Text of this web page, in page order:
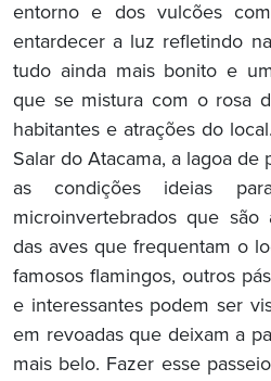
entorno e dos vulcões
entardecer a luz refletindo
tudo ainda mais bonito e
que se mistura com o rosa
habitantes e atrações do
Salar do Atacama, a lagoa
as condições ideias
microinvertebrados que
das aves que frequentam o
famosos flamingos, outros
e interessantes podem ser
em revoadas que deixam a
mais belo. Fazer esse